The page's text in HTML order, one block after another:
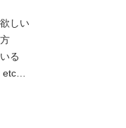
しい
る
etc…